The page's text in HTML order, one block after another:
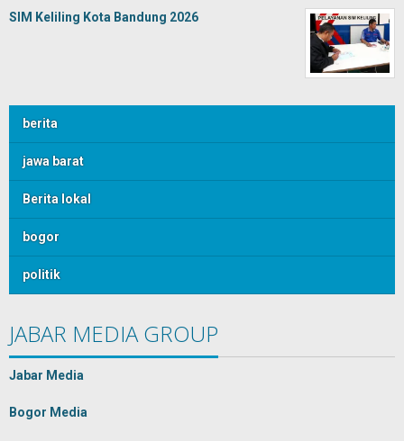
SIM Keliling Kota Bandung 2026
berita
jawa barat
Berita lokal
bogor
politik
JABAR MEDIA GROUP
Jabar Media
Bogor Media